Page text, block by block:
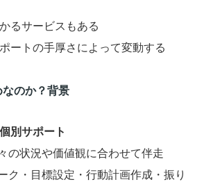
るサービスもある
ートの手厚さによって変動する
のか？背景
別サポート
の状況や価値観に合わせて伴走
ク・目標設定・行動計画作成・振り